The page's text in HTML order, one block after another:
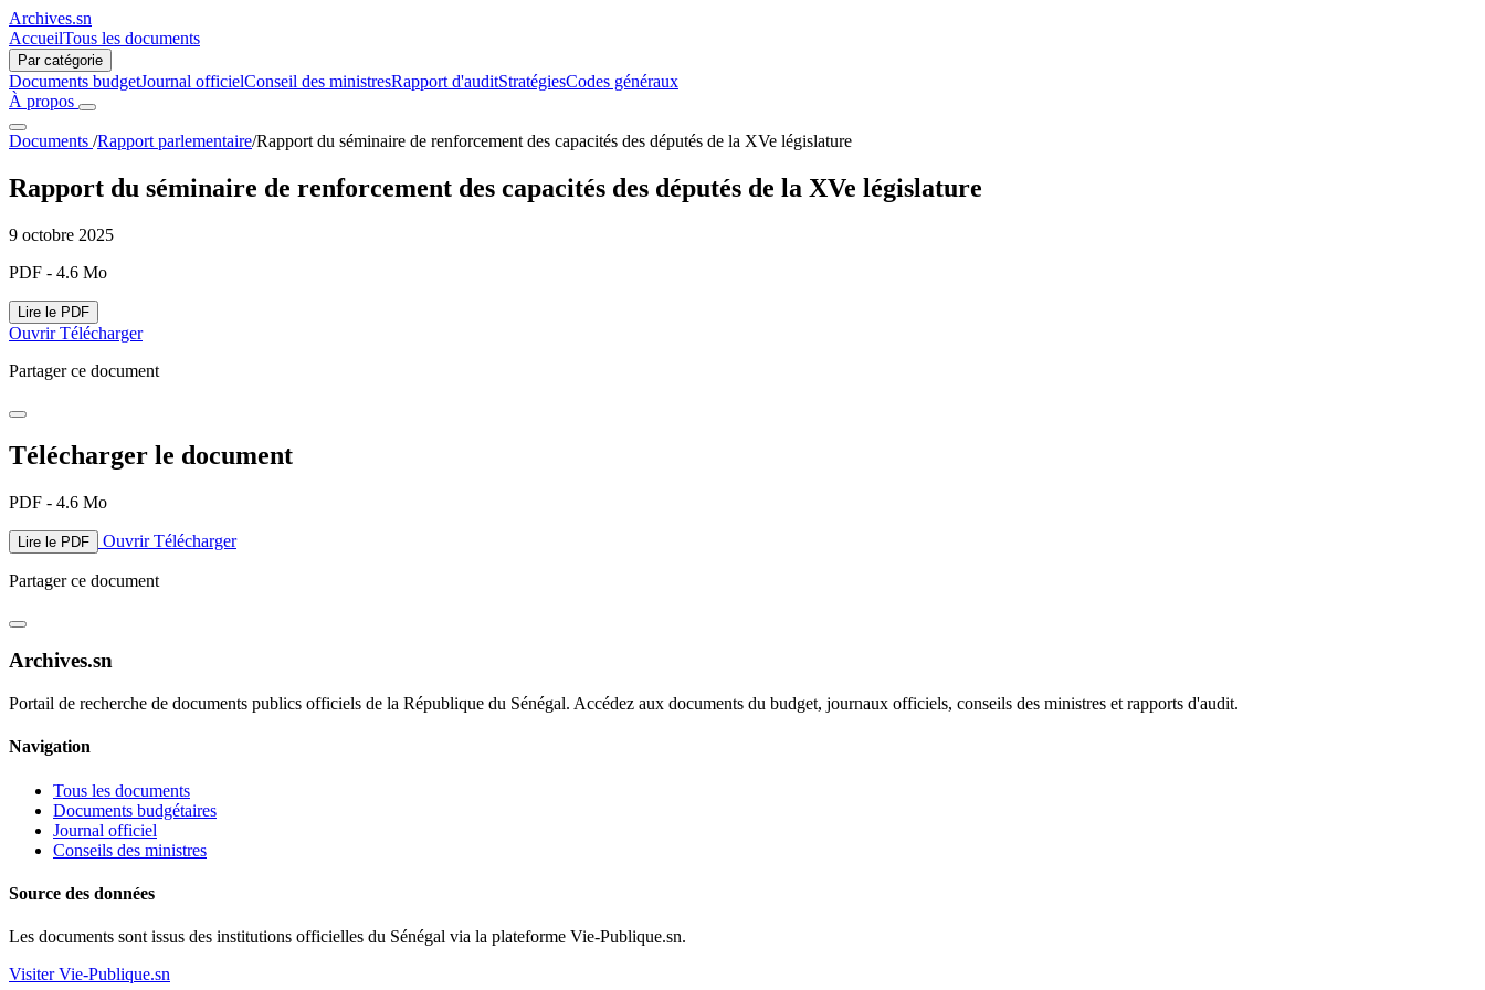
Archives.sn
AccueilTous les documents
Par catégorie
Documents budgetJournal officielConseil des ministresRapport d'auditStratégiesCodes généraux
À propos
Documents /Rapport parlementaire/Rapport du séminaire de renforcement des capacités des députés de la XVe législature
Rapport du séminaire de renforcement des capacités des députés de la XVe législature
9 octobre 2025
PDF - 4.6 Mo
Lire le PDF
OuvrirTélécharger
Partager ce document
Télécharger le document
PDF - 4.6 Mo
Lire le PDF OuvrirTélécharger
Partager ce document
Archives.sn
Portail de recherche de documents publics officiels de la République du Sénégal. Accédez aux documents du budget, journaux officiels, conseils des ministres et rapports d'audit.
Navigation
Tous les documents
Documents budgétaires
Journal officiel
Conseils des ministres
Source des données
Les documents sont issus des institutions officielles du Sénégal via la plateforme Vie-Publique.sn.
Visiter Vie-Publique.sn